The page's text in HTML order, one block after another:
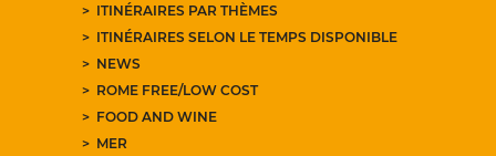
ITINÉRAIRES PAR THÈMES
ITINÉRAIRES SELON LE TEMPS DISPONIBLE
NEWS
ROME FREE/LOW COST
FOOD AND WINE
MER